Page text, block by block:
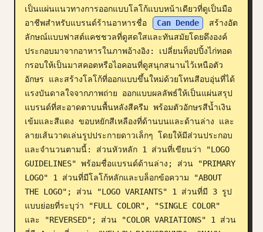
อัปเดต
เป็นแผ่นแนวทางการออกแบบโลโก้แบบหน้าเดียวที่ดูเป็นมือ
อาชีพสำหรับแบรนด์ร้านอาหารชื่อ
Can Dende
สร้างอัต
ลักษณ์แบบฟาสต์แคชชวลที่ดูสดใสและทันสมัยโดยดึงองค์
ประกอบมาจากอาหารในภาพอ้างอิง: เปลี่ยนท็อปปิ้งไก่ทอด
กรอบให้เป็นมาสคอตหรือไอคอนที่ดูสนุกสนานไว้เหนือตัว
อักษร และสร้างโลโก้ที่ออกแบบขึ้นใหม่ด้วยโทนสีอบอุ่นที่ได้
แรงบันดาลใจจากภาพถ่าย ออกแบบผลลัพธ์ให้เป็นแผ่นสรุป
แบรนด์ที่สะอาดตาบนพื้นหลังสีครีม พร้อมตัวอักษรสีน้ำเงิน
เข้มและสีแดง ขอบหยักสีเหลืองที่ด้านบนและด้านล่าง และ
ลายเส้นวาดเล่นรูปประกายดาวเล็กๆ โดยให้มีส่วนประกอบ
และจำนวนตามนี้: ส่วนหัวหลัก 1 ส่วนที่เขียนว่า "LOGO
GUIDELINES" พร้อมชื่อแบรนด์ด้านล่าง; ส่วน "PRIMARY
LOGO" 1 ส่วนที่มีโลโก้หลักและบล็อกข้อความ "ABOUT
THE LOGO"; ส่วน "LOGO VARIANTS" 1 ส่วนที่มี 3 รูป
แบบย่อยที่ระบุว่า "FULL COLOR", "SINGLE COLOR"
และ "REVERSED"; ส่วน "COLOR VARIATIONS" 1 ส่วน